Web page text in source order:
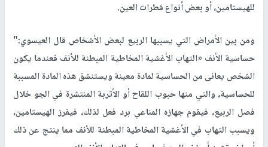
للهيستامين، أو بعض أنواع قطرات العين.
ومن بين الأمراض التي يسببها الربيع لبعض الأشخاص قال العيسوي:"
حساسية الأنف «التهاب الأغشية المخاطية المبطنة للأنف فعندما يكون
الشخص يعانى من الحساسية لمادة معينة ويستنشق هذه المادة المسببة
للحساسية، والتي منها حبوب اللقاح أو الأتربة المنتشرة في الجو خلال
فصل الربيع، فيقوم جهازه المناعي برد فعل لذلك، فيفرز الهيستامين،
ويسبب التهاب في الأغشية المخاطية المبطنة للأنف مما ينتج عن ذلك